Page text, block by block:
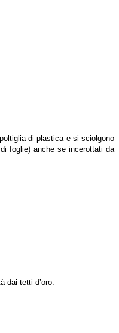
di plastica e si sciolgono
foglie) anche se incerottati da
tetti d’oro.